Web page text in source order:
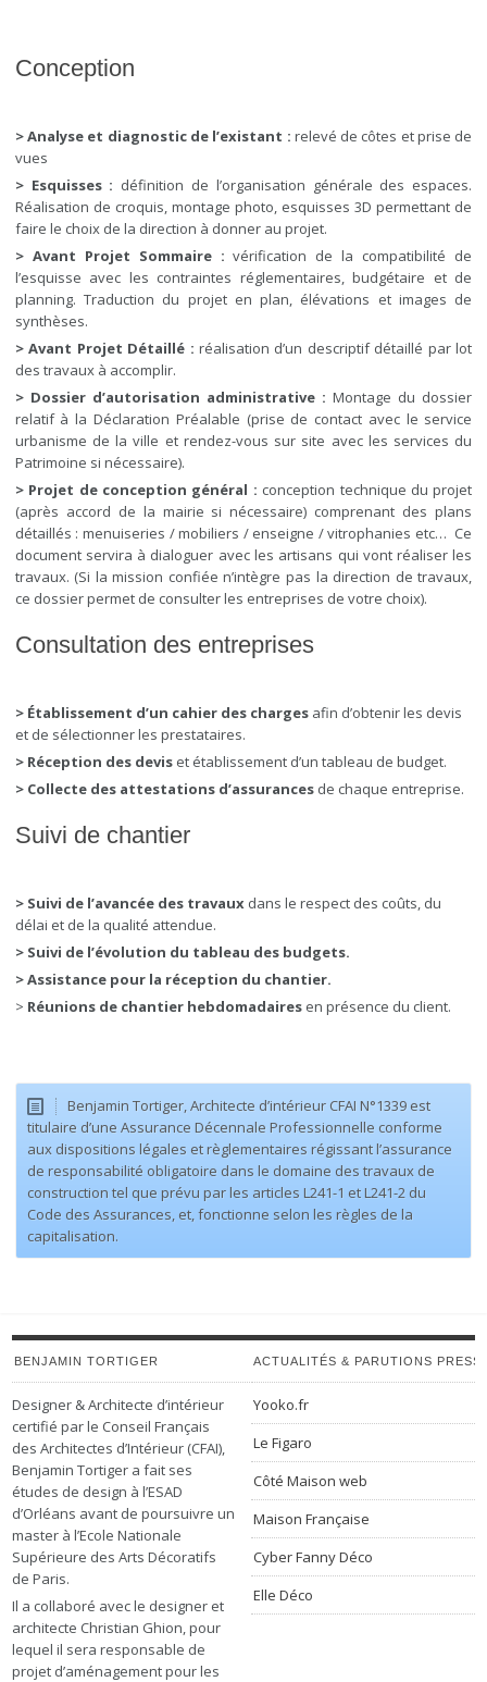
Conception
> Analyse et diagnostic de l’existant : relevé de côtes et prise de
vues
> Esquisses : définition de l’organisation générale des espaces.
Réalisation de croquis, montage photo, esquisses 3D permettant de
faire le choix de la direction à donner au projet.
> Avant Projet Sommaire : vérification de la compatibilité de
l’esquisse avec les contraintes réglementaires, budgétaire et de
planning. Traduction du projet en plan, élévations et images de
synthèses.
> Avant Projet Détaillé : réalisation d’un descriptif détaillé par lot
des travaux à accomplir.
> Dossier d’autorisation administrative : Montage du dossier
relatif à la Déclaration Préalable (prise de contact avec le service
urbanisme de la ville et rendez-vous sur site avec les services du
Patrimoine si nécessaire).
> Projet de conception général : conception technique du projet
(après accord de la mairie si nécessaire) comprenant des plans
détaillés : menuiseries / mobiliers / enseigne / vitrophanies etc… Ce
document servira à dialoguer avec les artisans qui vont réaliser les
travaux. (Si la mission confiée n’intègre pas la direction de travaux,
ce dossier permet de consulter les entreprises de votre choix).
Consultation des entreprises
> Établissement d’un cahier des chargesafin d’obtenir les devis
et de sélectionner les prestataires.
> Réception des deviset établissement d’un tableau de budget.
> Collecte des attestations d’assurancesde chaque entreprise.
Suivi de chantier
> Suivi de l’avancée des travauxdans le respect des coûts, du
délai et de la qualité attendue.
> Suivi de l’évolution du tableau des budgets.
> Assistance pour la réception du chantier.
> Réunions de chantier hebdomadairesen présence du client.
Benjamin Tortiger, Architecte d’intérieur CFAI N°1339 est
titulaire d’une Assurance Décennale Professionnelle conforme
aux dispositions légales et règlementaires régissant l’assurance
de responsabilité obligatoire dans le domaine des travaux de
construction tel que prévu par les articles L241-1 et L241-2 du
Code des Assurances, et, fonctionne selon les règles de la
capitalisation.
BENJAMIN TORTIGER
Designer & Architecte d’intérieur
certifié par le Conseil Français
des Architectes d’Intérieur (CFAI),
Benjamin Tortiger a fait ses
études de design à l’ESAD
d’Orléans avant de poursuivre un
master à l’Ecole Nationale
Supérieure des Arts Décoratifs
de Paris.
Il a collaboré avec le designer et
architecte Christian Ghion, pour
lequel il sera responsable de
projet d’aménagement pour les
ACTUALITÉS & PARUTIONS
Yooko.fr
Le Figaro
Côté Maison web
Maison Française
Cyber Fanny Déco
Elle Déco